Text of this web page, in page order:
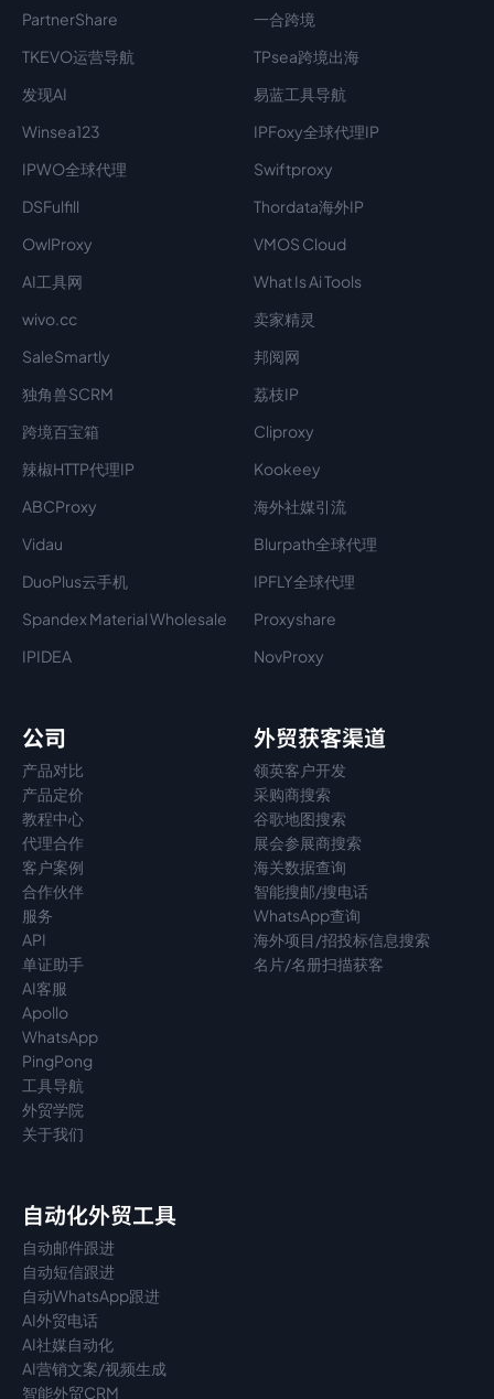
PartnerShare
一合跨境
TKEVO运营导航
TPsea跨境出海
发现AI
易蓝工具导航
Winsea123
IPFoxy全球代理IP
IPWO全球代理
Swiftproxy
DSFulfill
Thordata海外IP
OwlProxy
VMOS Cloud
AI工具网
What Is Ai Tools
wivo.cc
卖家精灵
SaleSmartly
邦阅网
独角兽SCRM
荔枝IP
跨境百宝箱
Cliproxy
辣椒HTTP代理IP
Kookeey
ABCProxy
海外社媒引流
Vidau
Blurpath全球代理
DuoPlus云手机
IPFLY全球代理
Spandex Material Wholesale​
Proxyshare
IPIDEA
NovProxy
公司
产品对比
产品定价
教程中心
代理合作
客户案例
合作伙伴
服务
API
单证助手
AI客服
Apollo
WhatsApp
PingPong
工具导航
外贸学院
关于我们
外贸获客渠道
领英客户开发
采购商搜索
谷歌地图搜索
展会参展商搜索
海关数据查询
智能搜邮/搜电话
WhatsApp查询
海外项目/招投标信息搜索
名片/名册扫描获客
自动化外贸工具
自动邮件跟进
自动短信跟进
自动WhatsApp跟进
AI外贸电话
AI社媒自动化
AI营销文案/视频生成
智能外贸CRM